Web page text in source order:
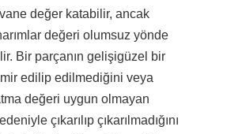
değer katabilir, ancak
değeri olumsuz yönde
Bir parçanın gelişigüzel bir
edilip edilmediğini veya
değeri uygun olmayan
çıkarılıp çıkarılmadığını